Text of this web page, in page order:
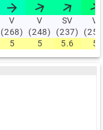
V
(268)
V
(248)
SV
(237)
V
5 5 5.6 5